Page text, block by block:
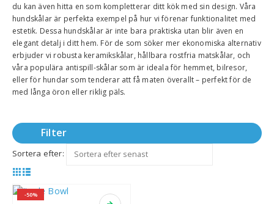
du kan även hitta en som kompletterar ditt kök med sin design. Våra
hundskålar är perfekta exempel på hur vi förenar funktionalitet med
estetik. Dessa hundskålar är inte bara praktiska utan blir även en
elegant detalj i ditt hem. För de som söker mer ekonomiska alternativ
erbjuder vi robusta keramikskålar, hållbara rostfria matskålar, och
våra populära antispill-skålar som är ideala för hemmet, bilresor,
eller för hundar som tenderar att få maten överallt – perfekt för de
med långa öron eller riklig päls.
Filter
Sortera efter:
-50%